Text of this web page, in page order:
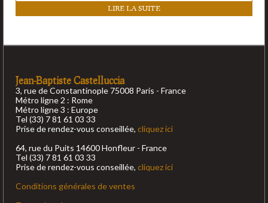
LIRE LA SUITE
Jean-Baptiste Castelluccia
3, rue de Constantinople 75008 Paris - France
Métro ligne 2 : Rome
Métro ligne 3 : Europe
Tel (33) 7 81 61 03 33
Prise de rendez-vous conseillée, cliquez ici
64, rue du Puits 14600 Honfleur - France
Tel (33) 7 81 61 03 33
Prise de rendez-vous conseillée, cliquez ici
Conditions générales de ventes